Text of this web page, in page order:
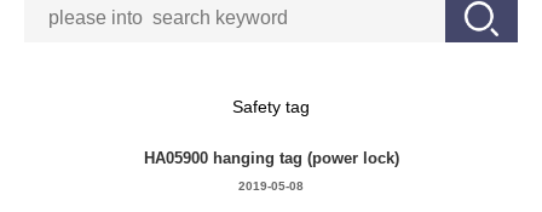
Safety tag
HA05900 hanging tag (power lock)
2019-05-08